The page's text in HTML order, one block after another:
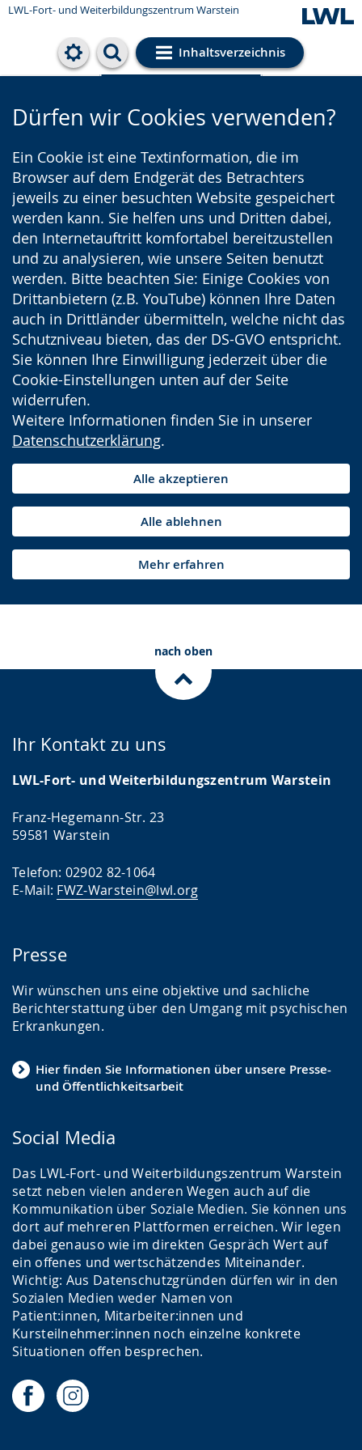
LWL-Fort- und Weiterbildungszentrum Warstein
Inhaltsverzeichnis
Cookie-Einstellungen
Dürfen wir Cookies verwenden?
Ein Cookie ist eine Textinformation, die im
Browser auf dem Endgerät des Betrachters
jeweils zu einer besuchten Website gespeichert
werden kann. Sie helfen uns und Dritten dabei,
den Internetauftritt komfortabel bereitzustellen
und zu analysieren, wie unsere Seiten benutzt
werden. Bitte beachten Sie: Einige Cookies von
Drittanbietern (z.B. YouTube) können Ihre Daten
auch in Drittländer übermitteln, welche nicht das
Schutzniveau bieten, das der DS-GVO entspricht.
Sie können Ihre Einwilligung jederzeit über die
Cookie-Einstellungen unten auf der Seite
widerrufen.
Weitere Informationen finden Sie in unserer
Datenschutzerklärung.
Alle akzeptieren
Alle ablehnen
Mehr erfahren
nach oben
Ihr Kontakt zu uns
LWL-Fort- und Weiterbildungszentrum Warstein
Franz-Hegemann-Str. 23
59581 Warstein
Telefon: 02902 82-1064
E-Mail: FWZ-Warstein@lwl.org
Presse
Wir wünschen uns eine objektive und sachliche
Berichterstattung über den Umgang mit psychischen
Erkrankungen.
Hier finden Sie Informationen über unsere Presse-
und Öffentlichkeitsarbeit
Social Media
Das LWL-Fort- und Weiterbildungszentrum Warstein
setzt neben vielen anderen Wegen auch auf die
Kommunikation über Soziale Medien. Sie können uns
dort auf mehreren Plattformen erreichen. Wir legen
dabei genauso wie im direkten Gespräch Wert auf
ein offenes und wertschätzendes Miteinander.
Wichtig: Aus Datenschutzgründen dürfen wir in den
Sozialen Medien weder Namen von
Patient:innen, Mitarbeiter:innen und
Kursteilnehmer:innen noch einzelne konkrete
Situationen offen besprechen.